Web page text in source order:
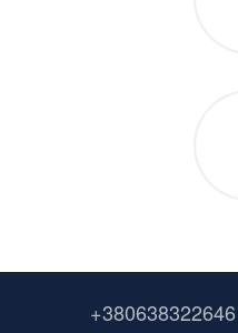
+380638322646